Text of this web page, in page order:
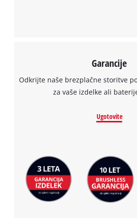
Garancije
Odkrijte naše brezplačne storitve
za vaše izdelke ali
Ugotovite